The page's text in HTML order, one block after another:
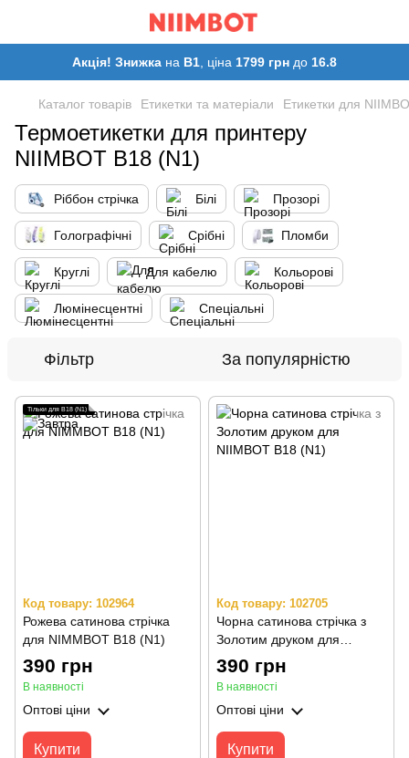
Акція! Знижка на B1 , ціна 1799 грн до 16.8
Каталог товарів Етикетки та матеріали Етикетки для
Термоетикетки для принтеру
NIIMBOT B18 (N1)
Ріббон стрічка Білі Прозорі
Голографічні Срібні Пломби
Круглі Для кабелю Кольорові
Люмінесцентні Спеціальні
Фільтр За популярністю
Тільки для B18 (N1)
Код товару: 102964
Рожева сатинова стрічка
для NIMMBOT B18 (N1)
390 грн
В наявності
Оптові ціни
Купити
Код товару: 102705
Чорна сатинова стрічка з
Золотим друком для
NIIMBOT B18 (N1)
390 грн
В наявності
Оптові ціни
Купити